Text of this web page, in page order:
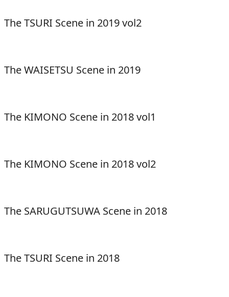
The TSURI Scene in 2019 vol2
The WAISETSU Scene in 2019
The KIMONO Scene in 2018 vol1
The KIMONO Scene in 2018 vol2
The SARUGUTSUWA Scene in 2018
The TSURI Scene in 2018